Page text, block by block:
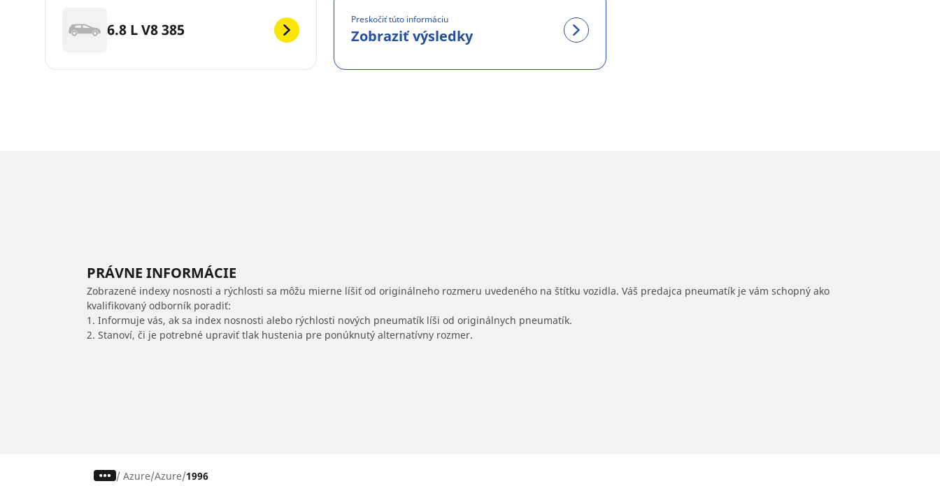
6.8 L V8 385
Preskočiť túto informáciu
Zobraziť výsledky
PRÁVNE INFORMÁCIE
Zobrazené indexy nosnosti a rýchlosti sa môžu mierne líšiť od originálneho rozmeru uvedeného na štítku vozidla. Váš predajca pneumatík je vám schopný ako
kvalifikovaný odborník poradiť:
1. Informuje vás, ak sa index nosnosti alebo rýchlosti nových pneumatík líši od originálnych pneumatík.
2. Stanoví, či je potrebné upraviť tlak hustenia pre ponúknutý alternatívny rozmer.
/ Azure Azure 1996